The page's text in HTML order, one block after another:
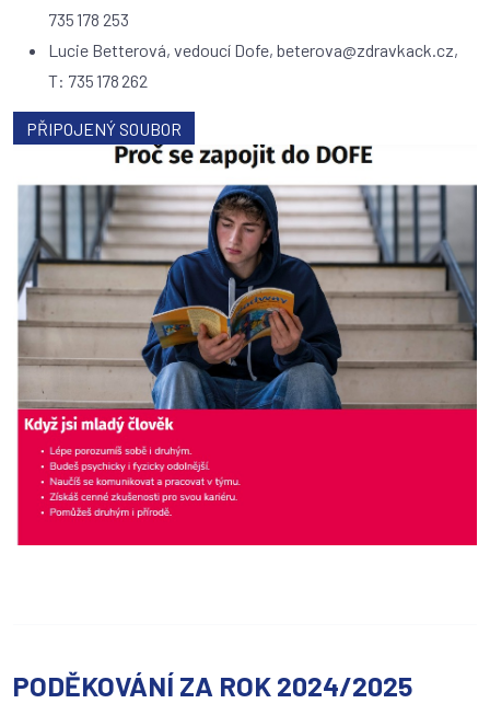
735 178 253
Lucie Betterová, vedoucí Dofe, beterova@zdravkack.cz,
T: 735 178 262
PŘIPOJENÝ SOUBOR
PODĚKOVÁNÍ ZA ROK 2024/2025